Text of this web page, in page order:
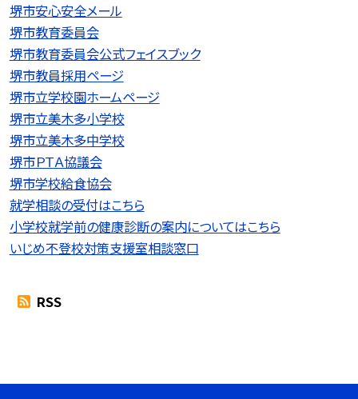
堺市安心安全メール
堺市教育委員会
堺市教育委員会公式フェイスブック
堺市教員採用ページ
堺市立学校園ホームページ
堺市立美木多小学校
堺市立美木多中学校
堺市ＰＴＡ協議会
堺市学校給食協会
就学相談の受付はこちら
小学校就学前の健康診断の案内についてはこちら
いじめ不登校対策支援室相談窓口
RSS